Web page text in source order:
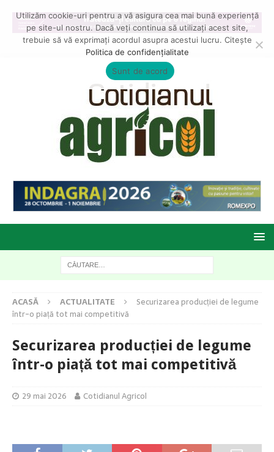
ACASĂ ACTUALITATE
Securizarea producției de legume
într-o piață tot mai competitivă
Securizarea producției de legume
într-o piață tot mai competitivă
29 mai 2026 Cotidianul Agricol
Utilizăm cookie-uri pentru a vă asigura cea mai bună experiență
pe site-ul nostru. Dacă veți continua să utilizați acest site,
trebuie să vă exprimați acordul asupra acestui lucru. Citește
Politica de confidențialitate
Sunt de acord